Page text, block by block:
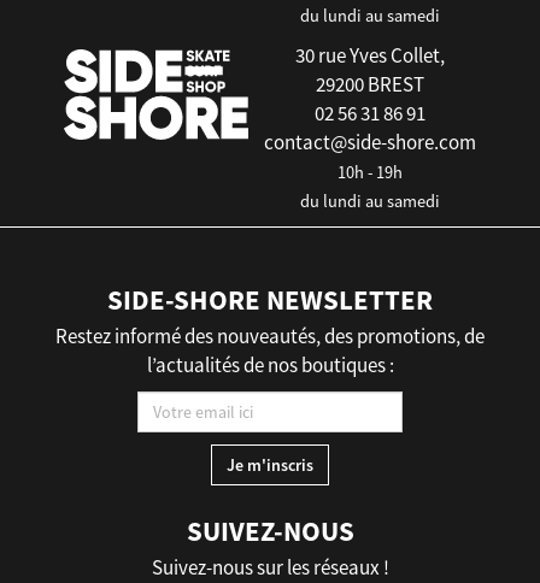
du lundi au samedi
30 rue Yves Collet,
29200 BREST
02 56 31 86 91
contact@side-shore.com
10h - 19h
du lundi au samedi
SIDE-SHORE NEWSLETTER
Restez informé des nouveautés, des promotions, de
l’actualités de nos boutiques :
SUIVEZ-NOUS
Suivez-nous sur les réseaux !